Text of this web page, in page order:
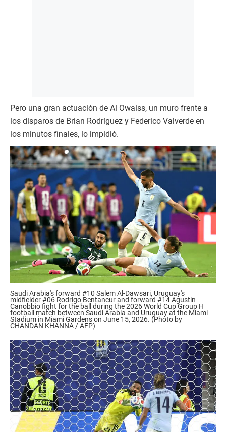
Pero una gran actuación de Al Owaiss, un muro frente a
los disparos de Brian Rodríguez y Federico Valverde en
los minutos finales, lo impidió.
Saudi Arabia's forward #10 Salem Al-Dawsari, Uruguay's
midfielder #06 Rodrigo Bentancur and forward #14 Agustin
Canobbio fight for the ball during the 2026 World Cup Group H
football match between Saudi Arabia and Uruguay at the Miami
Stadium in Miami Gardens on June 15, 2026. (Photo by
CHANDAN KHANNA / AFP)